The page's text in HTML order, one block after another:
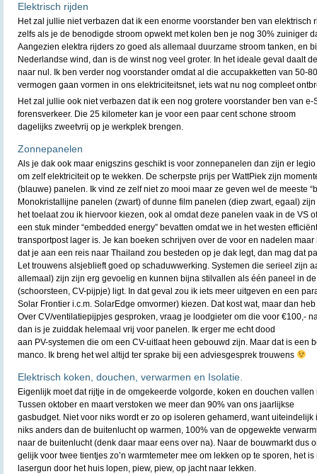
Elektrisch rijden
Het zal jullie niet verbazen dat ik een enorme voorstander ben van elektrisch
zelfs als je de benodigde stroom opwekt met kolen ben je nog 30% zuiniger
Aangezien elektra rijders zo goed als allemaal duurzame stroom tanken, en
Nederlandse wind, dan is de winst nog veel groter. In het ideale geval daalt
naar nul. Ik ben verder nog voorstander omdat al die accupakketten van 50-
vermogen gaan vormen in ons elektriciteitsnet, iets wat nu nog compleet
Het zal jullie ook niet verbazen dat ik een nog grotere voorstander ben van
forensverkeer. Die 25 kilometer kan je voor een paar cent schone stroom
dagelijks zweetvrij op je werkplek brengen.
Zonnepanelen
Als je dak ook maar enigszins geschikt is voor zonnepanelen dan zijn er
om zelf elektriciteit op te wekken. De scherpste prijs per WattPiek zijn
(blauwe) panelen. Ik vind ze zelf niet zo mooi maar ze geven wel de meeste
Monokristallijne panelen (zwart) of dunne film panelen (diep zwart, egaal)
het toelaat zou ik hiervoor kiezen, ook al omdat deze panelen vaak in de VS
een stuk minder “embedded energy” bevatten omdat we in het westen
transportpost lager is. Je kan boeken schrijven over de voor en nadelen
dat je aan een reis naar Thailand zou besteden op je dak legt, dan mag dat
Let trouwens alsjeblieft goed op schaduwwerking. Systemen die serieel zijn
allemaal) zijn zijn erg gevoelig en kunnen bijna stilvallen als één paneel in
(schoorsteen, CV-pijpje) ligt. In dat geval zou ik iets meer uitgeven en een
Solar Frontier i.c.m. SolarEdge omvormer) kiezen. Dat kost wat, maar dan
Over CV/ventilatiepijpjes gesproken, vraag je loodgieter om die voor €100,-
dan is je zuiddak helemaal vrij voor panelen. Ik erger me echt dood
aan PV-systemen die om een CV-uitlaat heen gebouwd zijn. Maar dat is een
manco. Ik breng het wel altijd ter sprake bij een adviesgesprek trouwens
Elektrisch koken, douchen, verwarmen en Isolatie.
Eigenlijk moet dat rijtje in de omgekeerde volgorde, koken en douchen
Tussen oktober en maart verstoken we meer dan 90% van ons jaarlijkse
gasbudget. Niet voor niks wordt er zo op isoleren gehamerd, want uiteindelijk
niks anders dan de buitenlucht op warmen, 100% van de opgewekte
naar de buitenlucht (denk daar maar eens over na). Naar de bouwmarkt dus
gelijk voor twee tientjes zo’n warmtemeter mee om lekken op te sporen, het is
lasergun door het huis lopen, piew, piew, op jacht naar lekken.